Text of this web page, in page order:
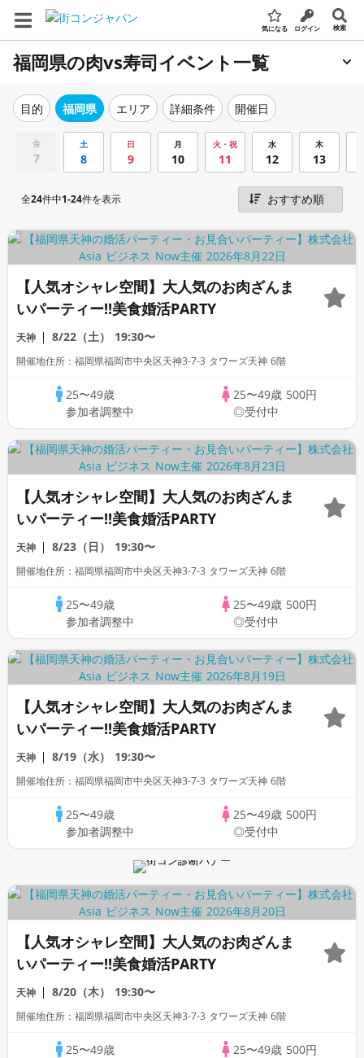
気になる ログイン 検索
福岡県の肉vs寿司イベント一覧
目的 福岡県 エリア 詳細条件 開催日
金
7
土
8
日
9
月
10
火・祝
11
水
12
木
13
全24件中1-24件を表示
【人気オシャレ空間】大人気のお肉ざんま
いパーティー!!美食婚活PARTY
天神 8/22（土） 19:30〜
開催地住所：福岡県福岡市中央区天神3-7-3 タワーズ天神 6階
25〜49歳
参加者調整中
25〜49歳 500円
◎受付中
【人気オシャレ空間】大人気のお肉ざんま
いパーティー!!美食婚活PARTY
天神 8/23（日） 19:30〜
開催地住所：福岡県福岡市中央区天神3-7-3 タワーズ天神 6階
25〜49歳
参加者調整中
25〜49歳 500円
◎受付中
【人気オシャレ空間】大人気のお肉ざんま
いパーティー!!美食婚活PARTY
天神 8/19（水） 19:30〜
開催地住所：福岡県福岡市中央区天神3-7-3 タワーズ天神 6階
25〜49歳
参加者調整中
25〜49歳 500円
◎受付中
【人気オシャレ空間】大人気のお肉ざんま
いパーティー!!美食婚活PARTY
天神 8/20（木） 19:30〜
開催地住所：福岡県福岡市中央区天神3-7-3 タワーズ天神 6階
25〜49歳
25〜49歳 500円